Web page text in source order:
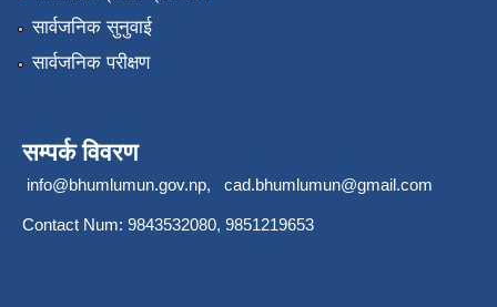
सार्वजनिक सुनुवाई
सार्वजनिक परीक्षण
सम्पर्क विवरण
info@bhumlumun.gov.np, cad.bhumlumun@gmail.com
Contact Num: 9843532080, 9851219653